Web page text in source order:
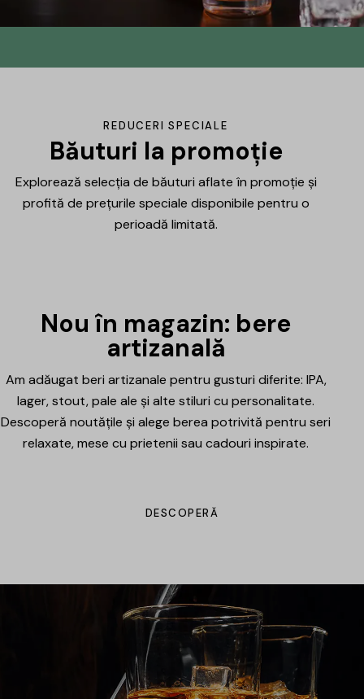
DrinksHub
mulțumire ți-am pregătit un mic cadou.
Află mai multe
REDUCERI SPECIALE
Băuturi la promoție
Explorează selecția de băuturi aflate în promoție și
profită de prețurile speciale disponibile pentru o
perioadă limitată.
Nou în magazin: bere
artizanală
Am adăugat beri artizanale pentru gusturi diferite: IPA,
lager, stout, pale ale și alte stiluri cu personalitate.
Descoperă noutățile și alege berea potrivită pentru seri
relaxate, mese cu prietenii sau cadouri inspirate.
DESCOPERĂ